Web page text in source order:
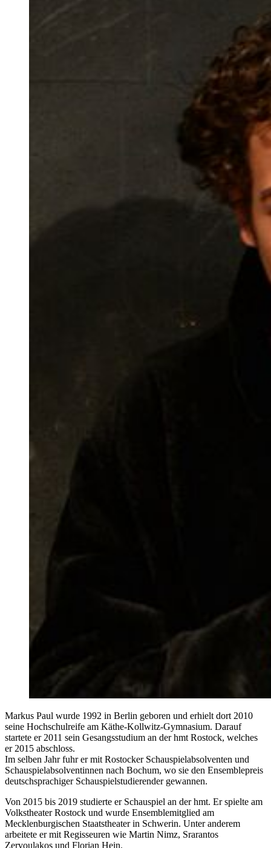
Markus Paul wurde 1992 in Berlin geboren und erhielt dort 2010
seine Hochschulreife am Käthe-Kollwitz-Gymnasium. Darauf
startete er 2011 sein Gesangsstudium an der hmt Rostock, welches
er 2015 abschloss.
Im selben Jahr fuhr er mit Rostocker Schauspielabsolventen und
Schauspielabsolventinnen nach Bochum, wo sie den Ensemblepreis
deutschsprachiger Schauspielstudierender gewannen.
Von 2015 bis 2019 studierte er Schauspiel an der hmt. Er spielte am
Volkstheater Rostock und wurde Ensemblemitglied am
Mecklenburgischen Staatstheater in Schwerin. Unter anderem
arbeitete er mit Regisseuren wie Martin Nimz, Srarantos
Zervoulakos und Florian Hein.